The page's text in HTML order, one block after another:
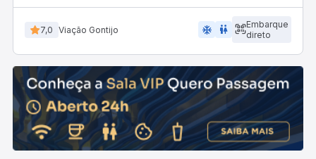
7,0 Viação Gontijo ac_unit wc
Embarque
direto